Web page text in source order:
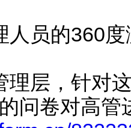
人员的360
理层，针对
问卷对高